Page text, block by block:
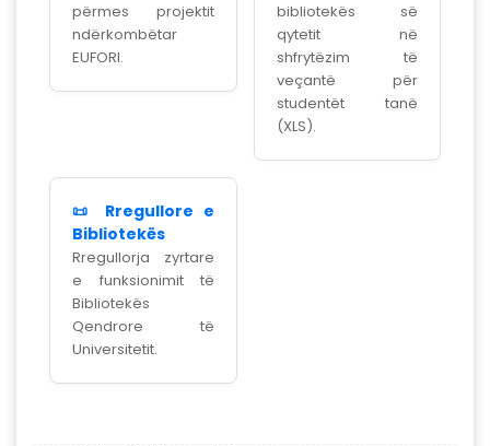
përmes projektit
ndërkombëtar
EUFORI.
bibliotekës së
qytetit në
shfrytëzim të
veçantë për
studentët tanë
(XLS).
📜 Rregullore e
Bibliotekës
Rregullorja zyrtare
e funksionimit të
Bibliotekës
Qendrore të
Universitetit.